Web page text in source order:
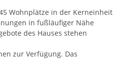
Wohnplätze in der Kerneinheit
in fußläufiger Nähe
des Hauses stehen
zur Verfügung. Das